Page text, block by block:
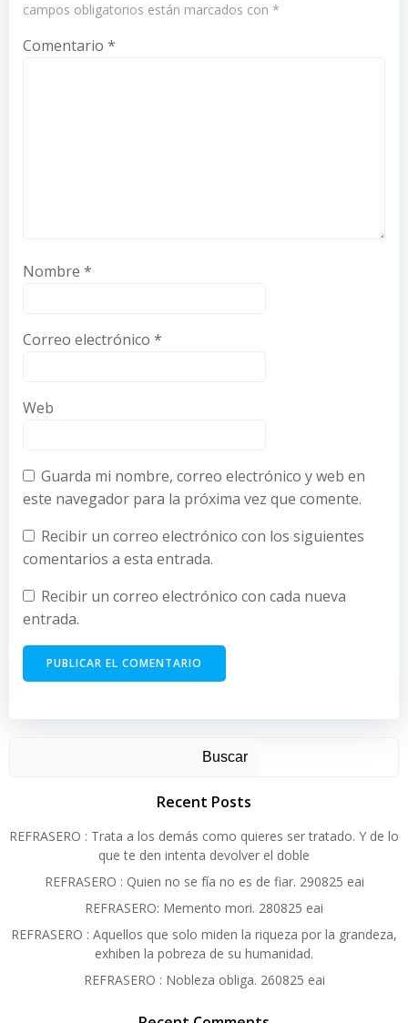
campos obligatorios están marcados con *
Comentario *
Nombre *
Correo electrónico *
Web
Guarda mi nombre, correo electrónico y web en
este navegador para la próxima vez que comente.
Recibir un correo electrónico con los siguientes
comentarios a esta entrada.
Recibir un correo electrónico con cada nueva
entrada.
Buscar
Recent Posts
REFRASERO : Trata a los demás como quieres ser tratado. Y de lo
que te den intenta devolver el doble
REFRASERO : Quien no se fía no es de fiar. 290825 eai
REFRASERO: Memento mori. 280825 eai
REFRASERO : Aquellos que solo miden la riqueza por la grandeza,
exhiben la pobreza de su humanidad.
REFRASERO : Nobleza obliga. 260825 eai